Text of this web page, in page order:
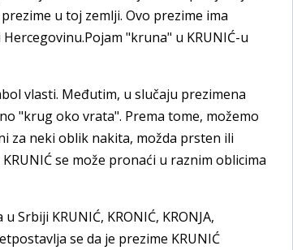
u toj zemlji. Ovo prezime ima
"kruna" u KRUNIĆ-u
vlasti. Međutim, u slučaju prezimena
"krug oko vrata". Prema tome, možemo
za neki oblik nakita, možda prsten ili
se može pronaći u raznim oblicima
Srbiji KRUNIĆ, KRONIĆ, KRONJA,
se da je prezime KRUNIĆ